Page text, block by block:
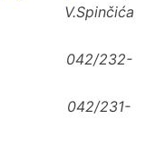
V.Spinčića
042/232-
042/231-